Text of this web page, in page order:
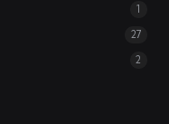
1
27
2